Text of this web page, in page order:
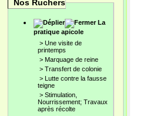
Nos Ruchers
La
pratique apicole
> Une visite de
printemps
> Marquage de reine
> Transfert de colonie
> Lutte contre la fausse
teigne
> Stimulation,
Nourrissement; Travaux
après récolte